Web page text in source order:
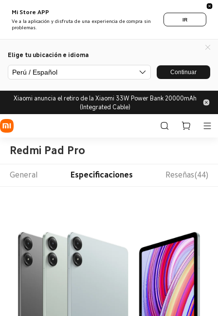
Mi Store APP
Ve a la aplicación y disfruta de una experiencia de compra sin
problemas.
IR
Elige tu ubicación e idioma
Perú / Español Continuar
Xiaomi anuncia el retiro de la Xiaomi 33W Power Bank 20000mAh
(Integrated Cable)
Redmi Pad Pro
General Especificaciones Reseñas(44)